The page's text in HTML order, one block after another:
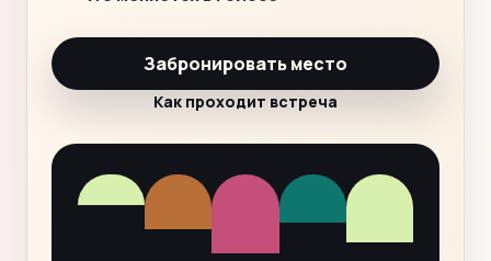
Забронировать место
Как проходит встреча